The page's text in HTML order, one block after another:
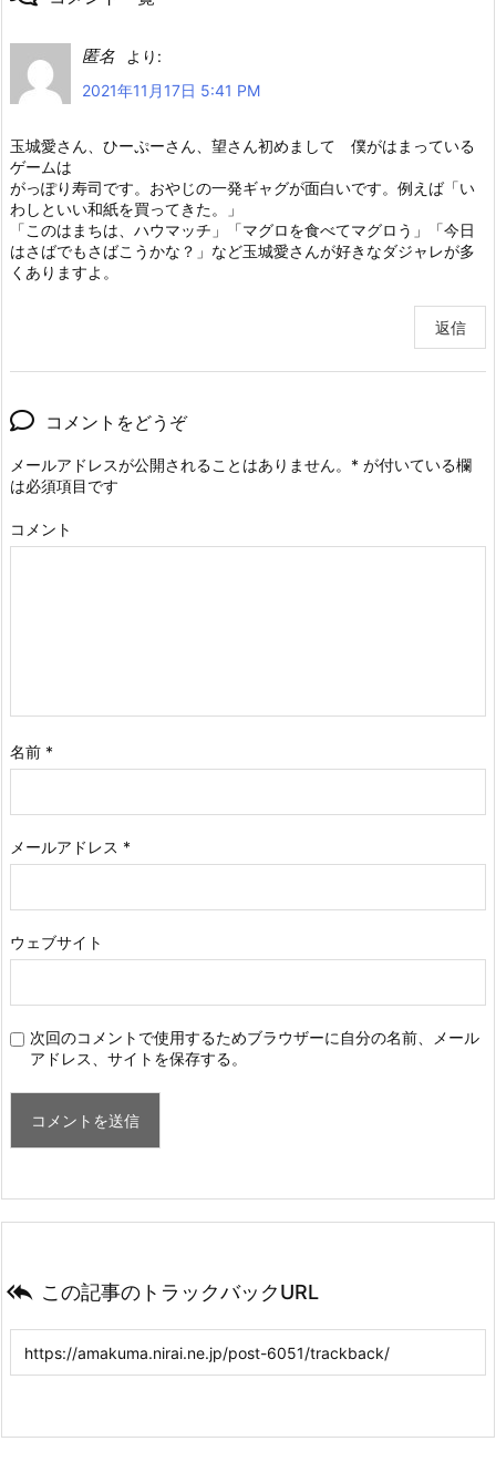
匿名
より:
2021年11月17日 5:41 PM
玉城愛さん、ひーぷーさん、望さん初めまして 僕がはまっている
ゲームは
がっぽり寿司です。おやじの一発ギャグが面白いです。例えば「い
わしといい和紙を買ってきた。」
「このはまちは、ハウマッチ」「マグロを食べてマグロう」「今日
はさばでもさばこうかな？」など玉城愛さんが好きなダジャレが多
くありますよ。
返信
コメントをどうぞ
メールアドレスが公開されることはありません。 * が付いている欄
は必須項目です
コメント
名前 *
メールアドレス *
ウェブサイト
次回のコメントで使用するためブラウザーに自分の名前、メール
アドレス、サイトを保存する。
 この記事のトラックバックURL